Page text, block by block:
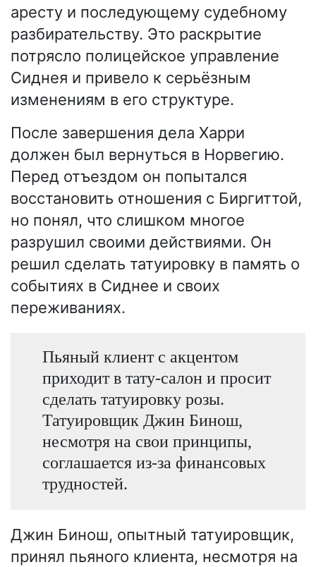
аресту и последующему судебному
разбирательству. Это раскрытие
потрясло полицейское управление
Сиднея и привело к серьёзным
изменениям в его структуре.
После завершения дела Харри
должен был вернуться в Норвегию.
Перед отъездом он попытался
восстановить отношения с Биргиттой,
но понял, что слишком многое
разрушил своими действиями. Он
решил сделать татуировку в память о
событиях в Сиднее и своих
переживаниях.
Пьяный клиент с акцентом
приходит в тату-салон и просит
сделать татуировку розы.
Татуировщик Джин Бинош,
несмотря на свои принципы,
соглашается из-за финансовых
трудностей.
Джин Бинош, опытный татуировщик,
принял пьяного клиента, несмотря на